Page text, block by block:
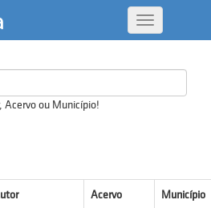
Alternar
Navegação
Acervo ou Município!
Acervo Município